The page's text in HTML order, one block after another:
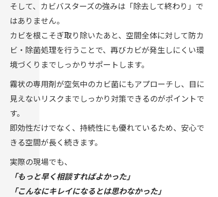
そして、カビバスターズの強みは「除去して終わり」で
はありません。
カビを根こそぎ取り除いたあと、空間全体に対して防カ
ビ・除菌処理を行うことで、再びカビが発生しにくい環
境づくりまでしっかりサポートします。
霧状の専用剤が空気中のカビ菌にもアプローチし、目に
見えないリスクまでしっかり対策できるのがポイントで
す。
即効性だけでなく、持続性にも優れているため、安心で
きる空間が長く続きます。
実際の現場でも、
「もっと早く相談すればよかった」
「こんなにキレイになるとは思わなかった」